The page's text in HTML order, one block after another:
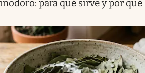
inodoro: para qué sirve y por